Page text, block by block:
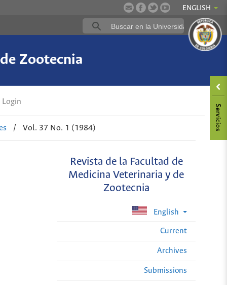
ENGLISH
Zootecnia
Login
/ Vol. 37 No. 1 (1984)
Revista de la Facultad de
Medicina Veterinaria y de
Zootecnia
English
Current
Archives
Submissions